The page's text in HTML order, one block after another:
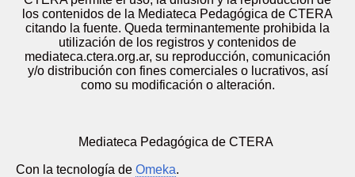
los contenidos de la Mediateca Pedagógica de CTERA
citando la fuente. Queda terminantemente prohibida la
utilización de los registros y contenidos de
mediateca.ctera.org.ar, su reproducción, comunicación
y/o distribución con fines comerciales o lucrativos, así
como su modificación o alteración.
Mediateca Pedagógica de CTERA
Con la tecnología de Omeka.